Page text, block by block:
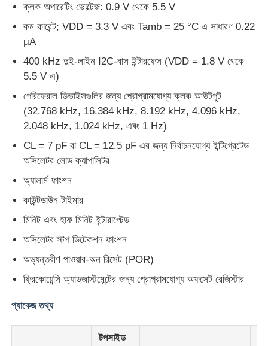
বাড়ি
পণ্য
ভিডিও
আমাদের সম্পর্কে
কারখানা পরিদর্শন
গুণমান নিয়ন্ত্রণ
ক্লক অপারেটিং ভোল্টেজ: 0.9 V থেকে 5.5 V
কম কারেন্ট; VDD = 3.3 V এবং Tamb = 25 °C এ সাধারণ 0.22
μA
400 kHz দুই-লাইন I2C-বাস ইন্টারফেস (VDD = 1.8 V থেকে
5.5 V এ)
পেরিফেরাল ডিভাইসগুলির জন্য প্রোগ্রামযোগ্য ক্লক আউটপুট
(32.768 kHz, 16.384 kHz, 8.192 kHz, 4.096 kHz,
2.048 kHz, 1.024 kHz, এবং 1 Hz)
CL = 7 pF বা CL = 12.5 pF এর জন্য নির্বাচনযোগ্য ইন্টিগ্রেটেড
অসিলেটর লোড ক্যাপাসিটর
অ্যালার্ম ফাংশন
কাউন্টডাউন টাইমার
মিনিট এবং হাফ মিনিট ইন্টারাপ্টেড
অসিলেটর স্টপ ডিটেকশন ফাংশন
অভ্যন্তরীণ পাওয়ার-অন রিসেট (POR)
ফ্রিকোয়েন্সি অ্যাডজাস্টমেন্টের জন্য প্রোগ্রামযোগ্য অফসেট রেজিস্টার
প্যাকেজ তথ্য
টপসাইড